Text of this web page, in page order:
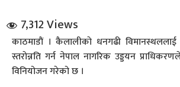
संवाद
7,312 Views
काठमाडाैं । कैलालीकाे धनगढी विमानस्थललाई
स्तराेन्नति गर्न नेपाल नागरिक उड्डयन
विनियोजन गरेको छ ।